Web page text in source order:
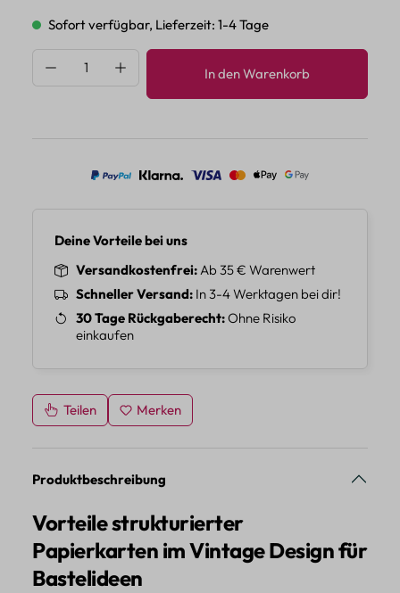
Sofort verfügbar, Lieferzeit: 1-4 Tage
Produkt Anzahl: Gib den gewünschten
In den Warenkorb
Deine Vorteile bei uns
Versandkostenfrei Ab 35 € Warenwert
Schneller Versand In 3-4 Werktagen bei dir!
30 Tage Rückgaberecht Ohne Risiko
einkaufen
Teilen Merken
Produktbeschreibung
Vorteile strukturierter
Papierkarten im Vintage Design für
Bastelideen